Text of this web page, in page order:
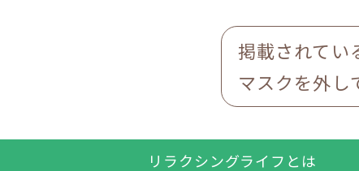
掲載されてい
マスクを外し
リラクシングライフとは